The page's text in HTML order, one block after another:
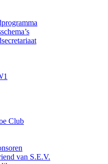
Club
van S.E.V.